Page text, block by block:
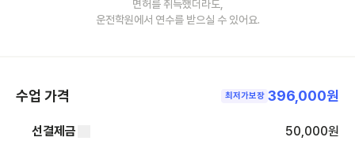
면허를 취득했더라도,
운전학원에서 연수를 받으실 수 있어요.
수업 가격 최저가보장 396,000원
선결제금 50,000원